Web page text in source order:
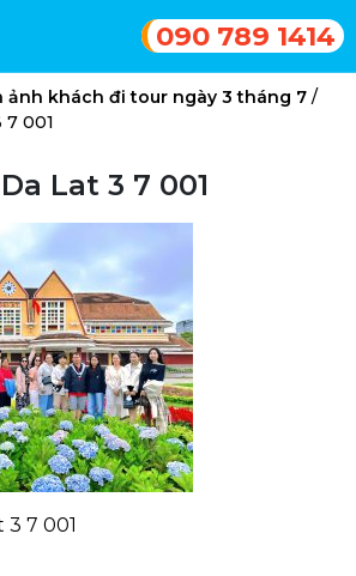
090 789 1414
ảnh khách đi tour ngày 3 tháng 7 /
7 001
Lat 3 7 001
3 7 001